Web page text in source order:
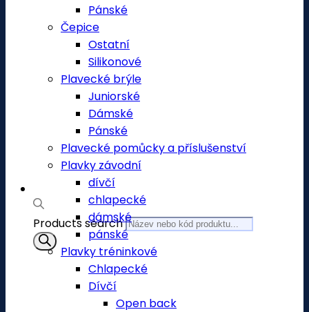
Products search
Pánské
Čepice
Ostatní
Silikonové
Plavecké brýle
Juniorské
Dámské
Pánské
Plavecké pomůcky a příslušenství
Plavky závodní
dívčí
chlapecké
dámské
pánské
Plavky tréninkové
Chlapecké
Dívčí
Open back